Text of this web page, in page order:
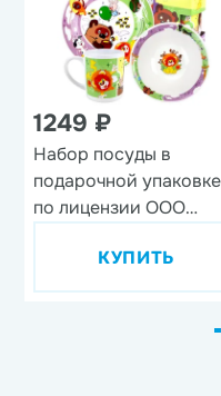
1249 ₽
Набор посуды в
подарочной упаковке
по лицензии ООО
дизайн 1, 3 предмета,
фарфор
КУПИТЬ